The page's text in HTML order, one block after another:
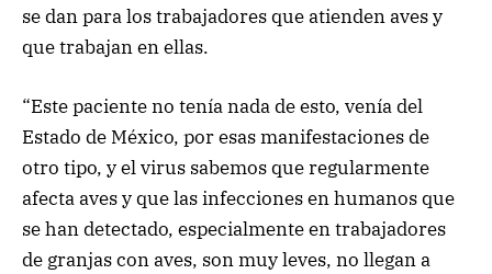
se dan para los trabajadores que atienden aves y
que trabajan en ellas.
“Este paciente no tenía nada de esto, venía del
Estado de México, por esas manifestaciones de
otro tipo, y el virus sabemos que regularmente
afecta aves y que las infecciones en humanos que
se han detectado, especialmente en trabajadores
de granjas con aves, son muy leves, no llegan a